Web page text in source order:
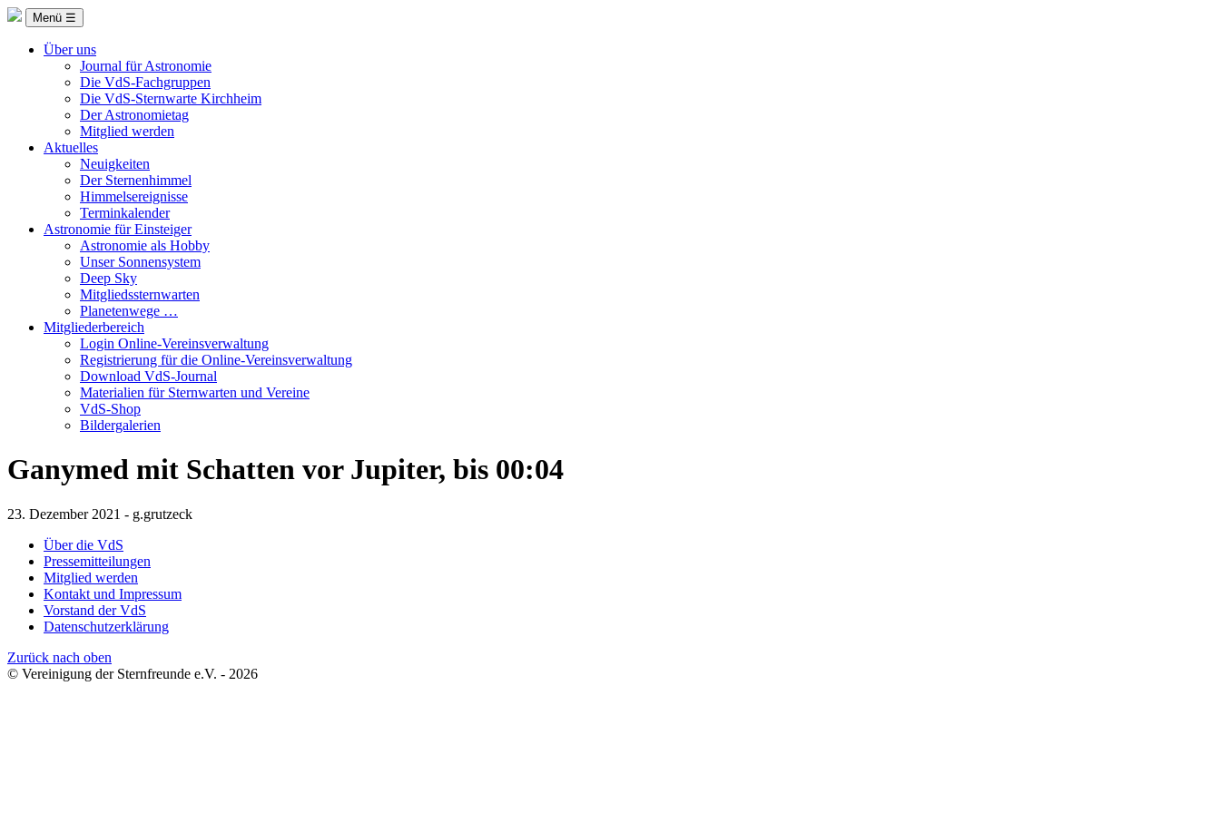
Menü ☰
Über uns
Journal für Astronomie
Die VdS-Fachgruppen
Die VdS-Sternwarte Kirchheim
Der Astronomietag
Mitglied werden
Aktuelles
Neuigkeiten
Der Sternenhimmel
Himmelsereignisse
Terminkalender
Astronomie für Einsteiger
Astronomie als Hobby
Unser Sonnensystem
Deep Sky
Mitgliedssternwarten
Planetenwege …
Mitgliederbereich
Login Online-Vereinsverwaltung
Registrierung für die Online-Vereinsverwaltung
Download VdS-Journal
Materialien für Sternwarten und Vereine
VdS-Shop
Bildergalerien
Ganymed mit Schatten vor Jupiter, bis 00:04
23. Dezember 2021 - g.grutzeck
Über die VdS
Pressemitteilungen
Mitglied werden
Kontakt und Impressum
Vorstand der VdS
Datenschutzerklärung
Zurück nach oben
© Vereinigung der Sternfreunde e.V. - 2026